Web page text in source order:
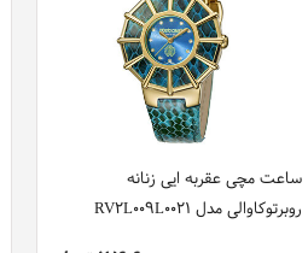
ساعت مچی عقربه ایی زنانه
روبرتوکاوالی مدل RV2L009L0021